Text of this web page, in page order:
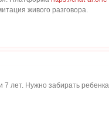
живого разговора.
7 лет. Нужно забирать